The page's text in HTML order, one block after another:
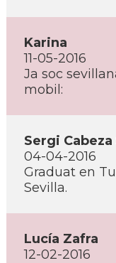
Karina
11-05-2016
Ja soc
mobil:
Sergi Cabeza
04-04-2016
Graduat en
Sevilla.
Lucí­a Zafra
12-02-2016